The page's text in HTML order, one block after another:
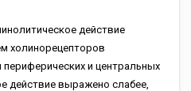
действие
холинорецепторов
периферических и центральных
действие выражено слабее,